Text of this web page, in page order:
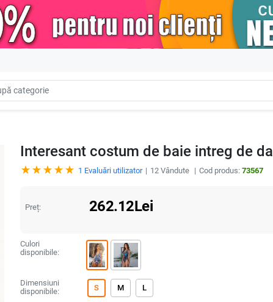
Interesant costum de baie intreg de
1 Evaluări utilizator 12Vândute Cod produs: 73567
Preț: 262.12Lei
Culori
disponibile:
Dimensiuni
disponibile:
S M L